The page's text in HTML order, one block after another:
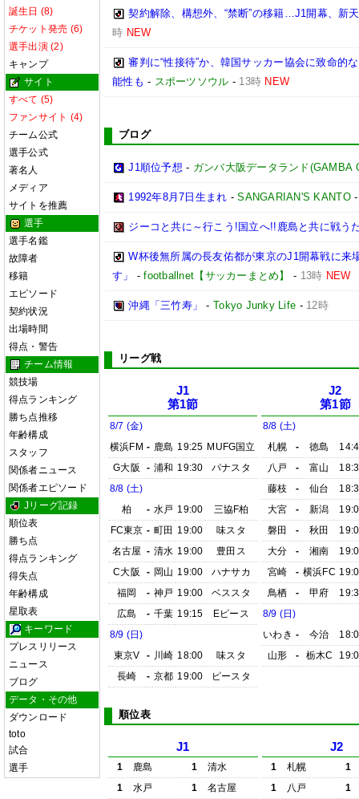
誕生日 (8)
チケット発売 (6)
選手出演 (2)
キャンプ
サイト
すべて (5)
ファンサイト (4)
チーム公式
選手公式
著名人
メディア
サイトを推薦
選手
選手名鑑
故障者
移籍
エピソード
契約状況
出場時間
得点・警告
チーム情報
競技場
得点ランキング
勝ち点推移
年齢構成
スタッフ
関係者ニュース
関係者エピソード
Jリーグ記録
順位表
勝ち点
得点ランキング
得失点
年齢構成
星取表
キーワード
プレスリリース
ニュース
ブログ
データ・その他
ダウンロード
toto
試合
選手
契約解除、構想外、“禁断”の移籍…J1開幕、新
時 NEW
審判に“性接待”か、韓国サッカー協会に致命
能性も - スポーツソウル - 13時 NEW
ブログ
J1順位予想 - ガンバ大阪データランド(GAMBA
1992年8月7日生まれ -SANGARIAN'S KANTO
ジーコと共に～行こう!国立へ!!鹿島と共に戦う
W杯後無所属の長友佑都が東京のJ1開幕戦に来
す」
-footballnet【サッカーまとめ】 - 13時 NEW
沖縄「三竹寿」 - Tokyo Junky Life - 12時
リーグ戦
J1
第1節
8/7 (金)
横浜FM - 鹿島 19:25 MUFG国立
G大阪
- 浦和 19:30
パナスタ
8/8 (土)
柏
- 水戸 19:00
三協F柏
FC東京 - 町田 19:00
味スタ
名古屋 - 清水 19:00
豊田ス
C大阪
- 岡山 19:00
ハナサカ
福岡
- 神戸 19:00
ベススタ
広島
- 千葉 19:15
Eピース
8/9 (日)
東京V
- 川崎 18:00
味スタ
長崎
- 京都 19:00 ピースタ
J2
第1節
8/8 (土)
札幌
- 徳島
八戸
- 富山
藤枝
- 仙台
大宮
- 新潟
磐田
- 秋田
大分
- 湘南
宮崎
- 横浜FC
鳥栖
- 甲府
8/9 (日)
いわき - 今治
山形
- 栃木C
順位表
J1
1 鹿島 1
清水
1
水戸 1
名古屋
J2
1 札幌
1
1
八戸
1